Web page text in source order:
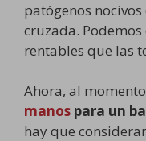
patógenos
cruzada.
rentables que las
Ahora, al
manos para un
hay que